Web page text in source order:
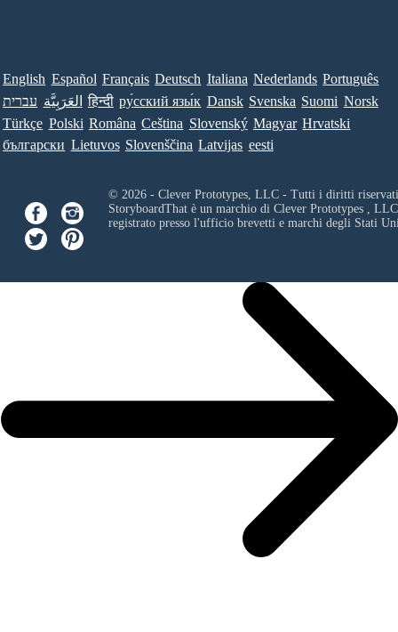
English Español Français Deutsch Italiana Nederlands Português
עברית العَرَبِيَّة हिन्दी ру́сский язы́к Dansk Svenska Suomi Norsk
Türkçe Polski Româna Ceština Slovenský Magyar Hrvatski
български Lietuvos Slovenščina Latvijas eesti
© 2026 - Clever Prototypes, LLC - Tutti i diritti
StoryboardThat è un marchio di Clever Prototypes , LLC
registrato presso l'ufficio brevetti e marchi degli Stati